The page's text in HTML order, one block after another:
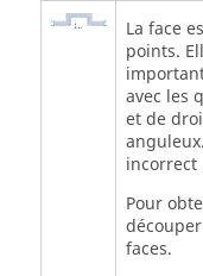
La face
points.
avec les
et de
incorrect
Pour
faces.